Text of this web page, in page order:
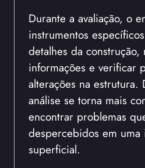
Durante a avaliação, o
instrumentos
detalhes da
informações e verificar
alterações na estrutura.
análise se torna mais
encontrar problemas
despercebidos em uma
superficial.